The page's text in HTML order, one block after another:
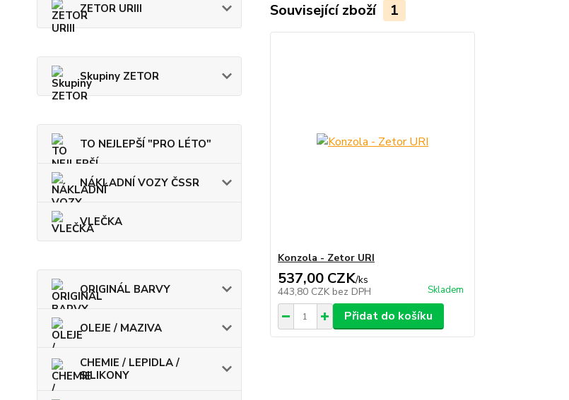
ZETOR URIII
Skupiny ZETOR
TO NEJLEPŠÍ "PRO LÉTO"
NÁKLADNÍ VOZY ČSSR
VLEČKA
ORIGINÁL BARVY
OLEJE / MAZIVA
CHEMIE / LEPIDLA /
SILIKONY
Související zboží 1
Konzola - Zetor URI
537,00 CZK/ks
443,80 CZK bez DPH Skladem
Přidat do košíku